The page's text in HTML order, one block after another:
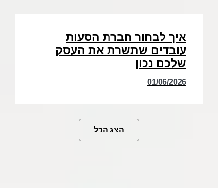
איך לבחור חברת הסעות
עובדים שתשרת את העסק
שלכם נכון
01/06/2026
הצג הכל